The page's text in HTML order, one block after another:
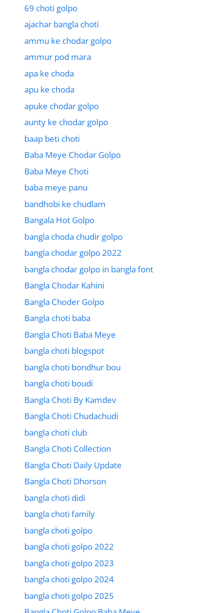
69 choti golpo
ajachar bangla choti
ammu ke chodar golpo
ammur pod mara
apa ke choda
apu ke choda
apuke chodar golpo
aunty ke chodar golpo
baap beti choti
Baba Meye Chodar Golpo
Baba Meye Choti
baba meye panu
bandhobi ke chudlam
Bangala Hot Golpo
bangla choda chudir golpo
bangla chodar golpo 2022
bangla chodar golpo in bangla font
Bangla Chodar Kahini
Bangla Choder Golpo
Bangla choti baba
Bangla Choti Baba Meye
bangla choti blogspot
bangla choti bondhur bou
bangla choti boudi
Bangla Choti By Kamdev
Bangla Choti Chudachudi
bangla choti club
Bangla Choti Collection
Bangla Choti Daily Update
Bangla Choti Dhorson
bangla choti didi
bangla choti family
bangla choti golpo
bangla choti golpo 2022
bangla choti golpo 2023
bangla choti golpo 2024
bangla choti golpo 2025